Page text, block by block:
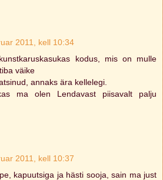
2011, kell 10:34
kodus, mis on mulle
väike
annaks ära kellelegi.
ma olen Lendavast piisavalt palju
2011, kell 10:37
kapuutsiga ja hästi sooja, sain ma just